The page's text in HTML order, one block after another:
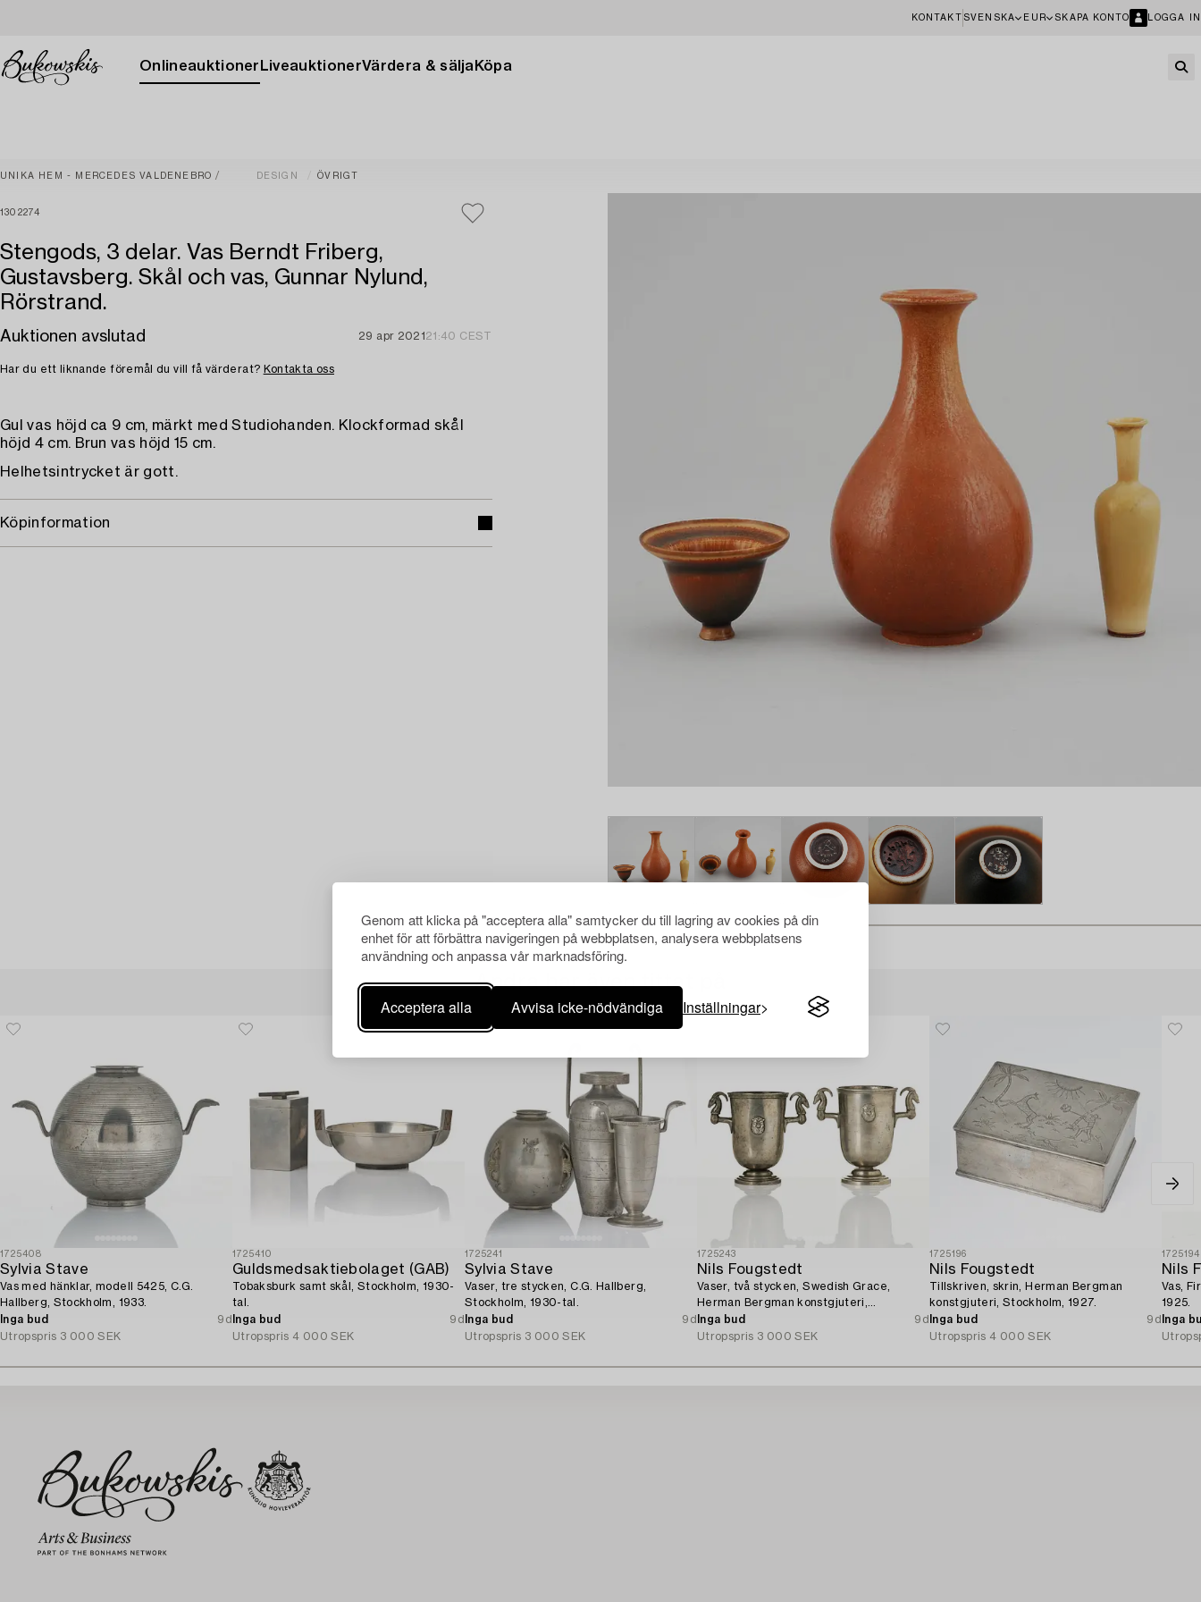
Genom att klicka på "acceptera alla" samtycker du till lagring av cookies på din
enhet för att förbättra navigeringen på webbplatsen, analysera webbplatsens
användning och anpassa vår marknadsföring.
Acceptera alla Avvisa icke-nödvändiga Inställningar
KONTAKT SVENSKA EUR SKAPA KONTO LOGGA IN
Onlineauktioner LiveauktionerVärdera & sälja Köpa
UNIKA HEM - MERCEDES VALDENEBRO DESIGN ÖVRIGT
1302274
Stengods, 3 delar. Vas Berndt Friberg,
Gustavsberg. Skål och vas, Gunnar Nylund,
Rörstrand.
Auktionen avslutad 29 apr 2021 21:40 CEST
Har du ett liknande föremål du vill få värderat? Kontakta oss
Gul vas höjd ca 9 cm, märkt med Studiohanden. Klockformad skål
höjd 4 cm. Brun vas höjd 15 cm.
Helhetsintrycket är gott.
Köpinformation
Andra har även tittat på
1725408
Sylvia Stave
Vas med hänklar, modell 5425, C.G.
Hallberg, Stockholm, 1933.
Inga bud
9d
Utropspris 3 000 SEK
1725410
Guldsmedsaktiebolaget (GAB)
Tobaksburk samt skål, Stockholm, 1930-
tal.
Inga bud
9d
Utropspris 4 000 SEK
1725241
Sylvia Stave
Vaser, tre stycken, C.G. Hallberg,
Stockholm, 1930-tal.
Inga bud
9d
Utropspris 3 000 SEK
1725243
Nils Fougstedt
Vaser, två stycken, Swedish Grace,
Herman Bergman konstgjuteri,
Stockholm, 1930.
Inga bud
9d
Utropspris 3 000 SEK
1725196
Nils Fougstedt
Tillskriven, skrin, Herman Bergman
konstgjuteri, Stockholm, 1927.
Inga bud
9d
Utropspris 4 000 SEK
1725194
Nils
Vas,
1925.
Inga